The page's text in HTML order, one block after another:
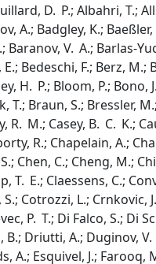
D. P.; Albahri, T.;
A.; Badgley, K.; Baeßler,
Baranov, V. A.; Barlas-
E.; Bedeschi, F.; Berz, M.;
H. P.; Bloom, P.; Bono,
T.; Braun, S.; Bressler,
R. M.; Casey, B. C. K.;
R.; Chapelain, A.;
Chen, C.; Cheng, M.;
T. E.; Claessens, C.;
Cotrozzi, L.; Crnkovic,
P. T.; Di Falco, S.; Di
B.; Driutti, A.; Duginov, V.
A.; Esquivel, J.; Farooq,